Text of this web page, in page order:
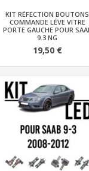
KIT RÉFECTION BOUTONS
COMMANDE LÉVE VITRE
PORTE GAUCHE POUR
9.3 NG
19,50 €